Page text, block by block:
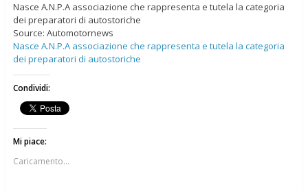
Nasce A.N.P.A associazione che rappresenta e tutela la categoria
dei preparatori di autostoriche
Source: Automotornews
Nasce A.N.P.A associazione che rappresenta e tutela la categoria
dei preparatori di autostoriche
Condividi:
Mi piace:
Caricamento...